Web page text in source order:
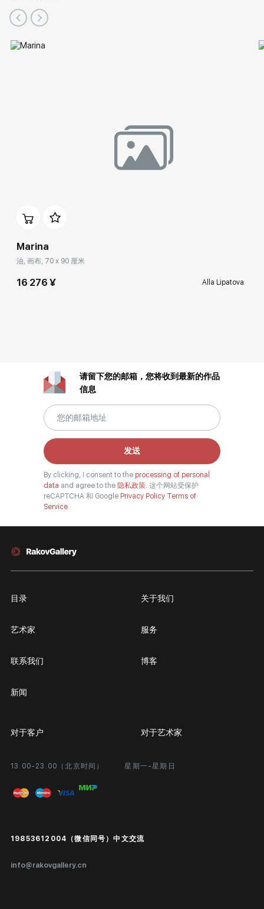
Marina
油, 画布, 70 x 90 厘米
16 276 ¥ Alla Lipatova
请留下您的邮箱，您将收到最新的作品
信息
发送
By clicking, I consent to the processing of personal
data and agree to the 隐私政策. 这个网站受保护
reCAPTCHA 和 Google Privacy Policy Terms of
Service
13.00-23.00（北京时间） 星期一-星期日
info@rakovgallery.cn
19853612004（微信同号）中文交流
目录
艺术家
联系我们
新闻
关于我们
服务
博客
对于客户
个人专区
问题和回答问题
Public offer
对于艺术家
合作
画廊展览